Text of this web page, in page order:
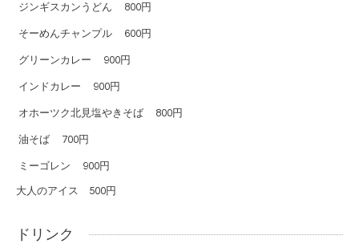
ジンギスカンうどん 800円
そーめんチャンプル 600円
グリーンカレー 900円
インドカレー 900円
オホーツク北見塩やきそば 800円
油そば 700円
ミーゴレン 900円
大人のアイス 500円
ドリンク